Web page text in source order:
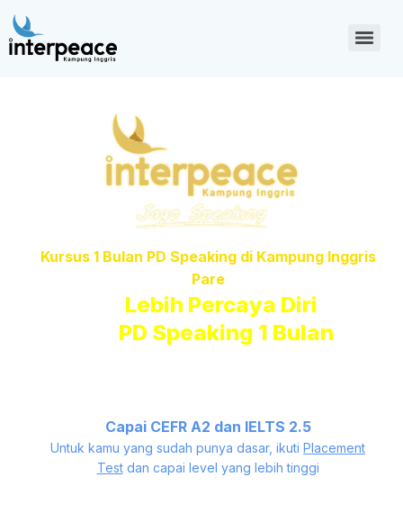
Interpeace
Kursus 1 Bulan PD Speaking di Kampung Inggris
Pare
Lebih Percaya Diri
PD Speaking 1 Bulan​
Capai CEFR A2 dan IELTS 2.5
Untuk kamu yang sudah punya dasar, ikuti Placement
Testdan capai level yang lebih tinggi